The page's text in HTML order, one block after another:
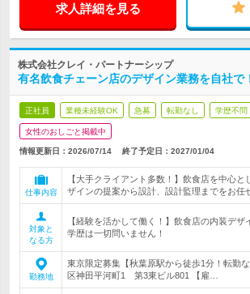
求人詳細を見る
株式会社クレイ・パートナーシップ
有名飲食チェーン店のデザイン業務を自社で
正社員 業種未経験OK 急募 転勤なし 学歴不問
女性のおしごと掲載中
情報更新日：2026/07/14 終了予定日： 2027/01/04
仕事内容
【大手クライアント多数！】飲食店を中心と
ザインの提案から設計、設計監理までをお任
対象と
なる方
【経験を活かして働く！】飲食店の内装デザ
学歴は一切問いません！
勤務地
東京限定募集【秋葉原駅から徒歩1分！転勤
区神田平河町1 第3東ビル801 【雇…